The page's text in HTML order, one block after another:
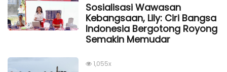
Sosialisasi Wawasan
Kebangsaan, Lily: Ciri Bangsa
Indonesia Bergotong Royong
Semakin Memudar
1,055x